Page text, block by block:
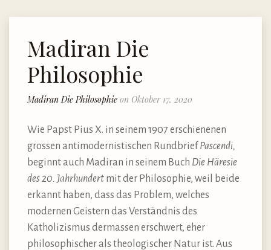
Madiran Die
Philosophie
Madiran Die Philosophie on Oktober 17, 2020
Wie Papst Pius X. in seinem 1907 erschienenen
grossen antimodernistischen RundbriefPascendi,
beginnt auch Madiran in seinem Buch Die Häresie
des 20. Jahrhundert mit der Philosophie, weil beide
erkannt haben, dass das Problem, welches
modernen Geistern das Verständnis des
Katholizismus dermassen erschwert, eher
philosophischer als theologischer Natur ist. Aus